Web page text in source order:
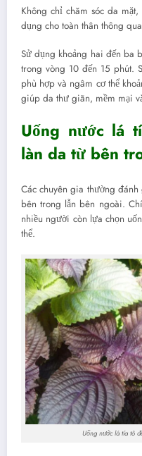
Không chỉ chăm sóc da mặt,
dụng cho toàn thân thông
Sử dụng khoảng hai đến ba
trong vòng 10 đến 15 phút.
phù hợp và ngâm cơ thể
giúp da thư giãn, mềm mại
Uống nước lá
làn da từ bên
Các chuyên gia thường
bên trong lẫn bên ngoài.
nhiều người còn lựa chọn
thể.
Uống nước lá tía tô